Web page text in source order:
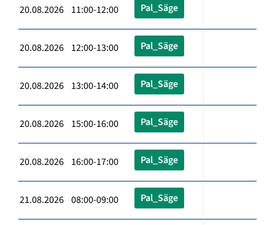
20.08.2026 11:00-12:00 Pal_Säge
20.08.2026 12:00-13:00 Pal_Säge
20.08.2026 13:00-14:00 Pal_Säge
20.08.2026 15:00-16:00 Pal_Säge
20.08.2026 16:00-17:00 Pal_Säge
21.08.2026 08:00-09:00 Pal_Säge